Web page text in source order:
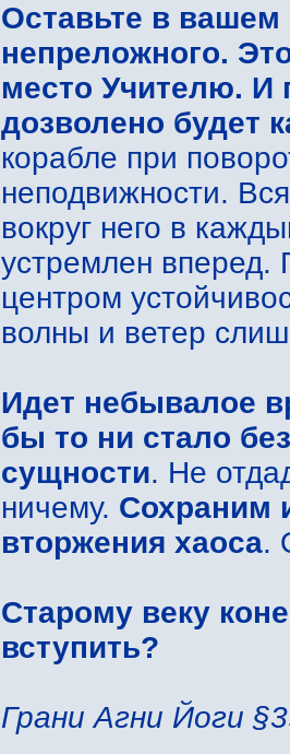
Оставьте в вашем
непреложного.
место Учителю. И
дозволено будет
корабле при
неподвижности.
вокруг него в
устремлен вперед.
центром
волны и ветер
Идет небывалое
бы то ни стало
сущности. Не
ничему. Сохраним
вторжения хаоса.
Старому веку
вступить?
Грани Агни Йоги